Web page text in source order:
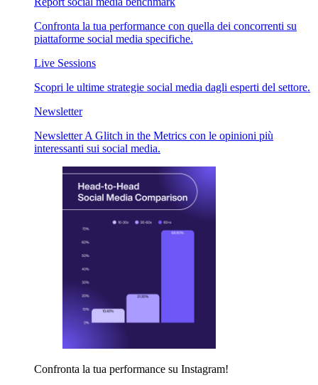
Confronta la tua performance con quella dei concorrenti su
piattaforme social media specifiche.
Live Sessions
Scopri le ultime strategie social media dagli esperti del settore.
Newsletter
Newsletter A Glitch in the Metrics con le opinioni più
interessanti sui social media.
Confronta la tua performance su Instagram!